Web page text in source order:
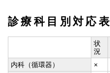
診療科目別対応表
状
況
内科（循環器）
×